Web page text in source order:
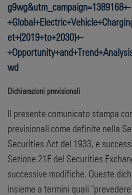
g9wg&utm_campaign=1389168+-
et+(2019+to+2030)+-
wd
Dichiarazioni previsionali
Il presente comunicato stampa
previsionali come definite nella
Securities Act del 1933, e
Sezione 21E del Securities
successive modifiche. Queste
insieme a termini quali